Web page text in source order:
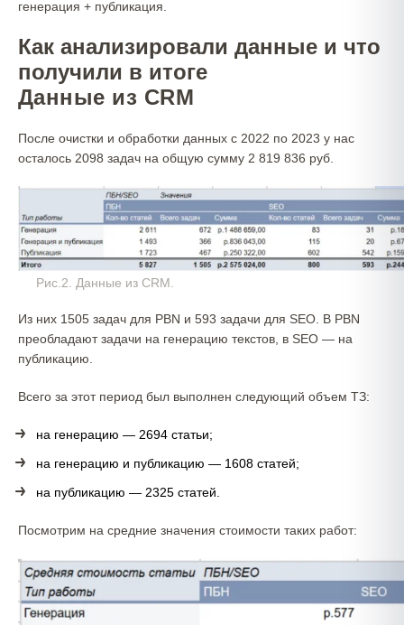
генерация + публикация.
Как анализировали данные и что
получили в итоге
Данные из CRM
После очистки и обработки данных с 2022 по 2023 у нас
осталось 2098 задач на общую сумму 2 819 836 руб.
Рис.2. Данные из CRM.
Из них 1505 задач для PBN и 593 задачи для SEO. В PBN
преобладают задачи на генерацию текстов, в SEO — на
публикацию.
Всего за этот период был выполнен следующий объем ТЗ:
на генерацию — 2694 статьи;
на генерацию и публикацию — 1608 статей;
на публикацию — 2325 статей.
Посмотрим на средние значения стоимости таких работ: